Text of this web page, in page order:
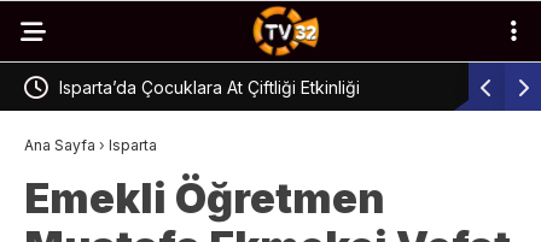
Isparta’da Çocuklara At Çiftliği Etkinliği
Ana Sayfa › Isparta
Emekli Öğretmen